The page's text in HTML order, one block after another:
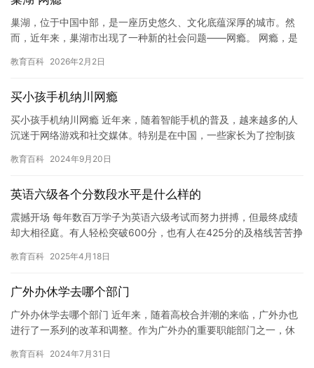
巢湖，位于中国中部，是一座历史悠久、文化底蕴深厚的城市。然
而，近年来，巢湖市出现了一种新的社会问题——网瘾。 网瘾，是
网络…
教育百科 2026年2月2日
买小孩手机纳川网瘾
买小孩手机纳川网瘾 近年来，随着智能手机的普及，越来越多的人
沉迷于网络游戏和社交媒体。特别是在中国，一些家长为了控制孩
这种…
教育百科 2024年9月20日
英语六级各个分数段水平是什么样的
震撼开场 每年数百万学子为英语六级考试而努力拼搏，但最终成绩
却大相径庭。有人轻松突破600分，也有人在425分的及格线苦苦挣
教育百科 2025年4月18日
广外办休学去哪个部门
广外办休学去哪个部门 近年来，随着高校合并潮的来临，广外办也
进行了一系列的改革和调整。作为广外办的重要职能部门之一，休
呢？…
教育百科 2024年7月31日